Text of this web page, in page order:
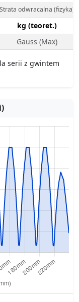
Strata odwracalna (fizyka)
kg (teoret.)
Gauss (Max)
serii z gwintem